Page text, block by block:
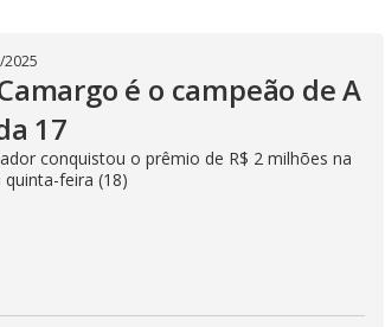
2025
é o campeão de A
17
conquistou o prêmio de R$ 2 milhões na
feira (18)